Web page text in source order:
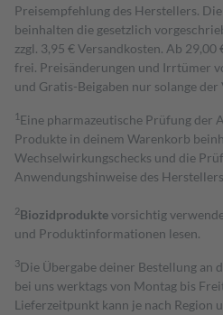
Preisempfehlung des Herstellers.
beinhalten die gesetzlich
zzgl. 3,95 € Versandkosten. Ab
frei. Preisänderungen und Irrtümer
und Gratis-Beigaben nur solange
1 Eine pharmazeutische Prüfung der
Produkte in deinem Warenkorb
Wechselwirkungschecks und die
Anwendungshinweise des
2Biozidproduktevorsichtig
und Produktinformationen lesen.
3Die Übergabe deiner Bestellung an
bei uns werktags von Montag bis
Lieferzeitpunkt kann je nach Region